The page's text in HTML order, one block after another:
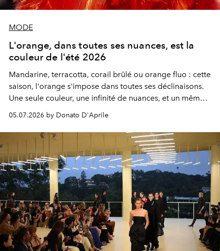
MODE
L'orange, dans toutes ses nuances, est la
couleur de l'été 2026
Mandarine, terracotta, corail brûlé ou orange fluo : cette
saison, l'orange s'impose dans toutes ses déclinaisons.
Une seule couleur, une infinité de nuances, et un même
désir de rayonner.
05.07.2026 by Donato D'Aprile